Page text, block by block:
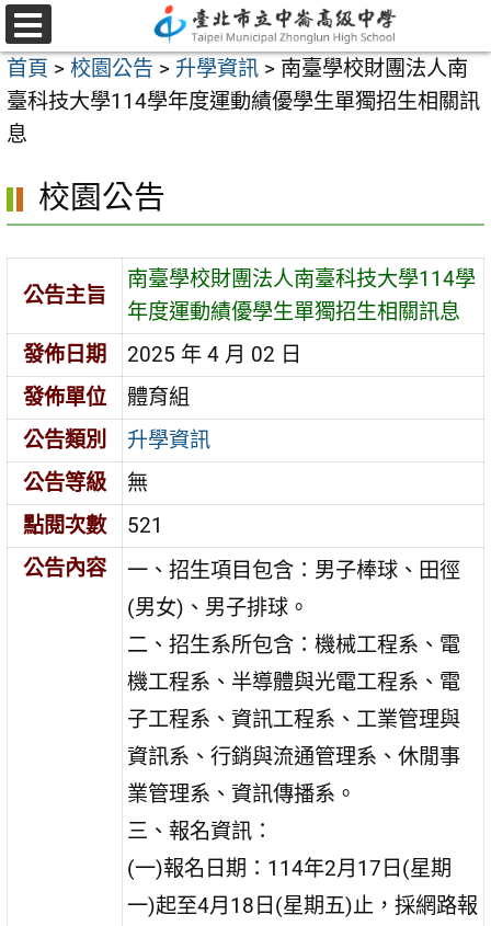
跳
至
主
要
內
區
選
單
首頁 > 校園公告 > 升學資訊 > 南臺學校財團法人南
臺科技大學114學年度運動績優學生單獨招生相關訊
息
校園公告
公告主旨
南臺學校財團法人南臺科技大學114學
年度運動績優學生單獨招生相關訊息
發佈日期
2025 年 4 月 02 日
發佈單位
體育組
公告類別
升學資訊
公告等級
無
點閱次數
521
公告內容
一、招生項目包含：男子棒球、田徑
(男女)、男子排球。
二、招生系所包含：機械工程系、電
機工程系、半導體與光電工程系、電
子工程系、資訊工程系、工業管理與
資訊系、行銷與流通管理系、休閒事
業管理系、資訊傳播系。
三、報名資訊：
(一)報名日期：114年2月17日(星期
一)起至4月18日(星期五)止，採網路報